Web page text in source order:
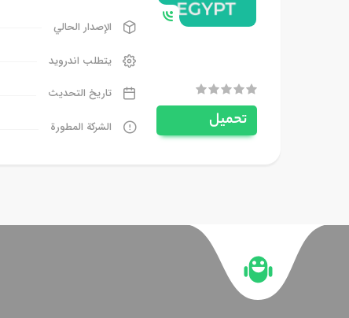
تحميل
الإصدار الحالي
يتطلب اندرويد
تاريخ التحديث
الشركة المطورة